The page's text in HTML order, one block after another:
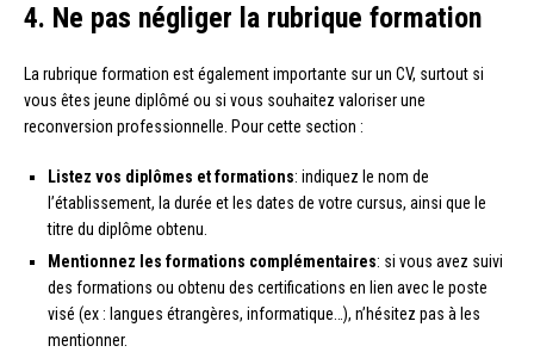
4. Ne pas négliger la rubrique formation
La rubrique formation est également importante sur un CV, surtout si
vous êtes jeune diplômé ou si vous souhaitez valoriser une
reconversion professionnelle. Pour cette section :
Listez vos diplômes et formations: indiquez le nom de
l’établissement, la durée et les dates de votre cursus, ainsi que le
titre du diplôme obtenu.
Mentionnez les formations complémentaires: si vous avez suivi
des formations ou obtenu des certifications en lien avec le poste
visé (ex : langues étrangères, informatique…), n’hésitez pas à les
mentionner.